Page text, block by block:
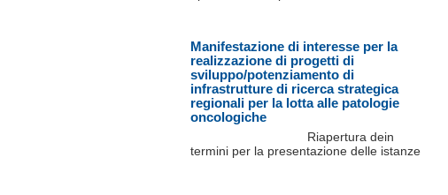
Manifestazione di interesse per la
realizzazione di progetti di
sviluppo/potenziamento di
infrastrutture di ricerca strategica
regionali per la lotta alle patologie
oncologiche
Riapertura dein
termini per la presentazione delle istanze